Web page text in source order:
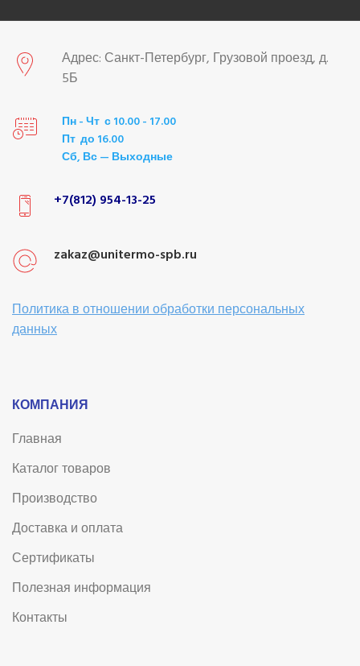
Адрес: Санкт-Петербург, Грузовой проезд, д.
5Б
Пн - Чт с 10.00 - 17.00
Пт до 16.00
Сб, Вс — Выходные
+7(812) 954-13-25
zakaz@unitermo-spb.ru
Политика в отношении обработки персональных
данных
КОМПАНИЯ
Главная
Каталог товаров
Производство
Доставка и оплата
Сертификаты
Полезная информация
Контакты